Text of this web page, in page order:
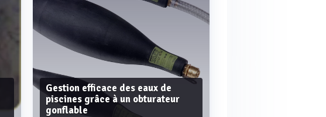
Gestion efficace des eaux de
piscines grâce à un obturateur
gonflable